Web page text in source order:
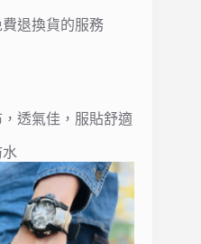
退換貨的服務
透氣佳，服貼舒適